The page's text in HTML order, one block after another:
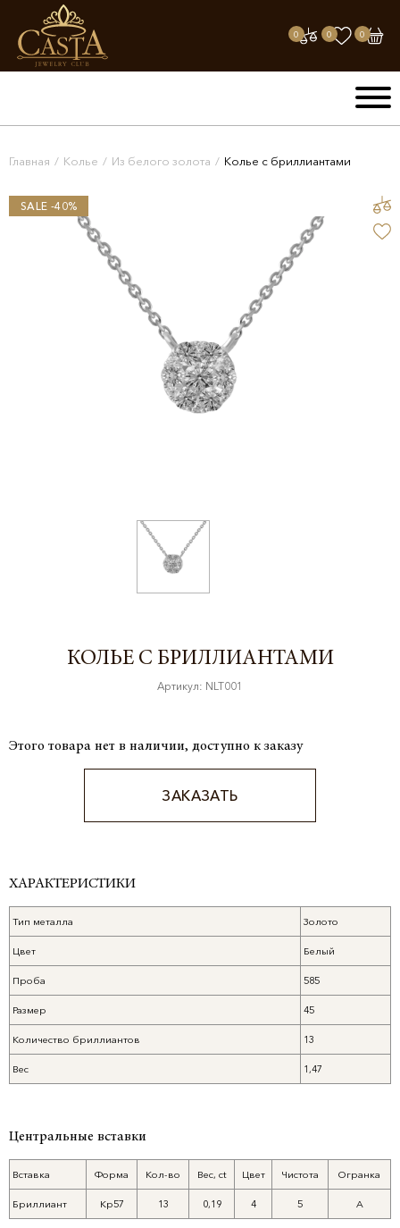
0 0 0
Главная / Колье / Из белого золота / Колье с бриллиантами
SALE -40%
КОЛЬЕ С БРИЛЛИАНТАМИ
Артикул: NLT001
Этого товара нет в наличии, доступно к заказу
ЗАКАЗАТЬ
ХАРАКТЕРИСТИКИ
Тип металла Золото
Цвет Белый
Проба 585
Размер 45
Количество бриллиантов 13
Вес 1,47
Центральные вставки
Вставка Форма Кол-во Вес, ct Цвет Чистота Огранка
Бриллиант Кр57 13 0,19 4 5 А